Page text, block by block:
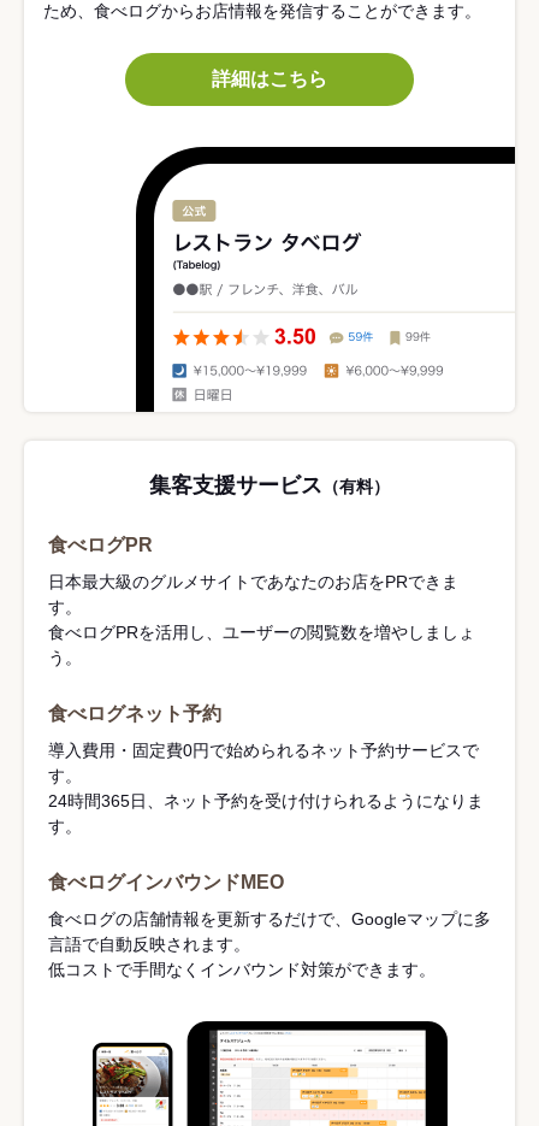
ため、食べログからお店情報を発信することができます。
詳細はこちら
集客支援サービス （有料）
食べログPR
日本最大級のグルメサイトであなたのお店をPRできま
す。
食べログPRを活用し、ユーザーの閲覧数を増やしましょ
う。
食べログネット予約
導入費用・固定費0円で始められるネット予約サービスで
す。
24時間365日、ネット予約を受け付けられるようになりま
す。
食べログインバウンドMEO
食べログの店舗情報を更新するだけで、Googleマップに多
言語で自動反映されます。
低コストで手間なくインバウンド対策ができます。